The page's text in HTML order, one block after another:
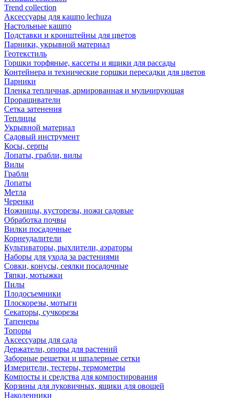
Trend collection
Аксессуары для кашпо lechuza
Настольные кашпо
Подставки и кронштейны для цветов
Парники, укрывной материал
Геотекстиль
Горшки торфяные, кассеты и ящики для рассады
Контейнера и технические горшки пересадки для цветов
Парники
Пленка тепличная, армированная и мульчирующая
Проращиватели
Сетка затенения
Теплицы
Укрывной материал
Садовый инструмент
Косы, серпы
Лопаты, грабли, вилы
Вилы
Грабли
Лопаты
Метла
Черенки
Ножницы, кусторезы, ножи садовые
Обработка почвы
Вилки посадочные
Корнеудалители
Культиваторы, рыхлители, аэраторы
Наборы для ухода за растениями
Совки, конусы, сеялки посадочные
Тяпки, мотыжки
Пилы
Плодосъемники
Плоскорезы, мотыги
Секаторы, сучкорезы
Тапенеры
Топоры
Аксессуары для сада
Держатели, опоры для растений
Заборные решетки и шпалерные сетки
Измерители, тестеры, термометры
Компосты и средства для компостирования
Корзины для луковичных, ящики для овощей
Наколенники